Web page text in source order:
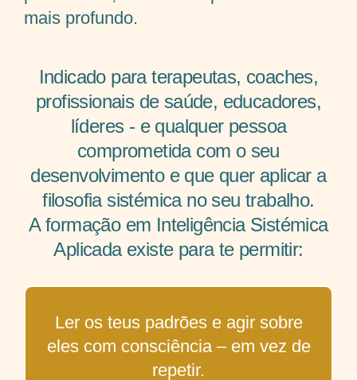
mais profundo.
Indicado para terapeutas, coaches,
profissionais de saúde, educadores,
líderes - e qualquer pessoa
comprometida com o seu
desenvolvimento e que quer aplicar a
filosofia sistémica no seu trabalho.
A formação em Inteligência Sistémica
Aplicada existe para te permitir:
Ler os teus padrões e agir sobre
eles com consciência – em vez de
repetir.